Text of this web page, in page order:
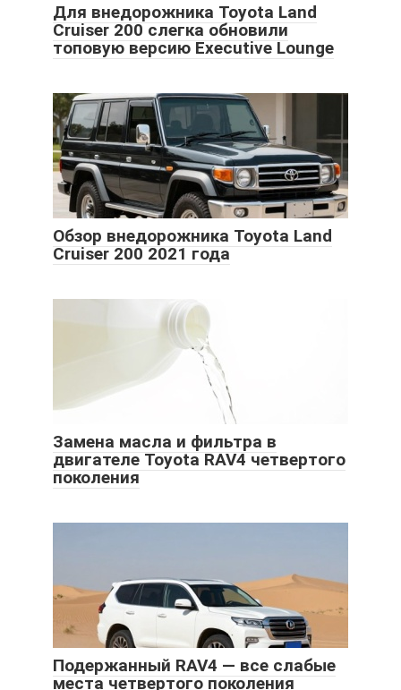
Для внедорожника Toyota Land
Cruiser 200 слегка обновили
топовую версию Executive Lounge
Обзор внедорожника Toyota Land
Cruiser 200 2021 года
Замена масла и фильтра в
двигателе Toyota RAV4 четвертого
поколения
Подержанный RAV4 — все слабые
места четвертого поколения